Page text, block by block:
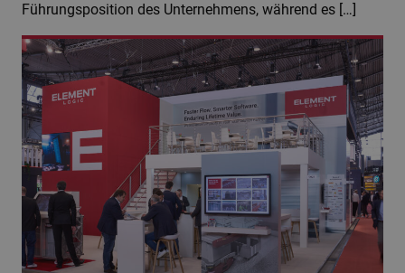
Führungsposition des Unternehmens, während es […]